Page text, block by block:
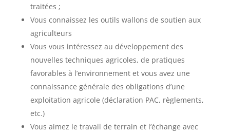
traitées ;
Vous connaissez les outils wallons de soutien aux
agriculteurs
Vous vous intéressez au développement des
nouvelles techniques agricoles, de pratiques
favorables à l’environnement et vous avez une
connaissance générale des obligations d’une
exploitation agricole (déclaration PAC, règlements,
etc.)
Vous aimez le travail de terrain et l’échange avec